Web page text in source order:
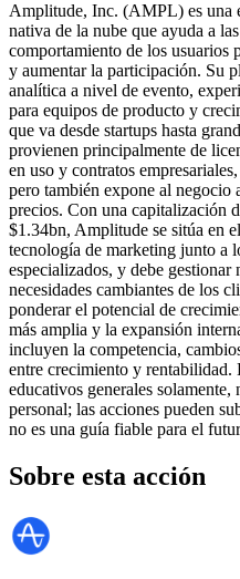
Amplitude, Inc. (AMPL) es una
nativa de la nube que ayuda a
comportamiento de los usuarios
y aumentar la participación. Su
analítica a nivel de evento,
para equipos de producto y
que va desde startups hasta
provienen principalmente de
en uso y contratos
pero también expone al negocio
precios. Con una capitalización
$1.34bn, Amplitude se sitúa en
tecnología de marketing junto a
especializados, y debe
necesidades cambiantes de los
ponderar el potencial de
más amplia y la expansión
incluyen la competencia,
entre crecimiento y rentabilidad.
educativos generales
personal; las acciones pueden
no es una guía fiable para el
Sobre esta acción